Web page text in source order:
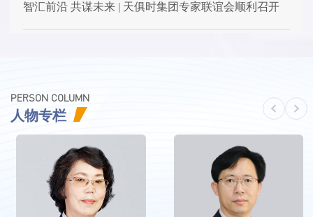
智汇前沿 共谋未来 | 天俱时集团专家联谊会顺利召开
2026-08-05
色发展创新大会
2026-08-04
赋能生物制造 | 天俱时承建的伊恒生物万吨级酶制剂项
PERSON COLUMN
人物专栏